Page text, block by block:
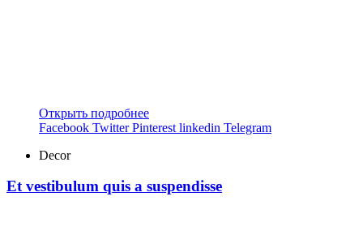
Открыть подробнее
Facebook Twitter Pinterest linkedin Telegram
Decor
Et vestibulum quis a suspendisse